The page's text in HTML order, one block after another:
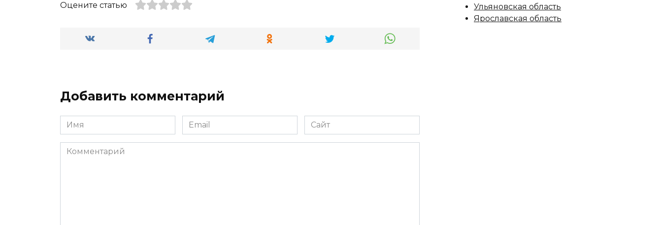
Оцените статью
Добавить комментарий
Имя
*
Email
*
Сайт
Комментарий
Ульяновская область
Ярославская область